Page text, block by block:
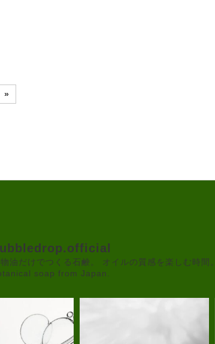
»
油だけでつくる石鹸。 オイルの質感を楽しむ時間。
soap from Japan.